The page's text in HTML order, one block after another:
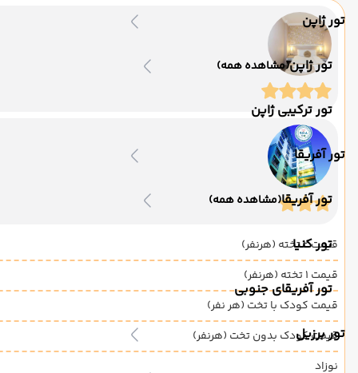
تور ژاپن
تور ژاپن(مشاهده همه)
تور ترکیبی ژاپن
تور آفریقا
تور آفریقا(مشاهده همه)
تور کنیا
تور آفریقای جنوبی
تور برزیل
قیمت 2 تخته (هرنفر)
قیمت 1 تخته (هرنفر)
قیمت کودک با تخت (هر نفر)
قیمت کودک بدون تخت (هرنفر)
نوزاد